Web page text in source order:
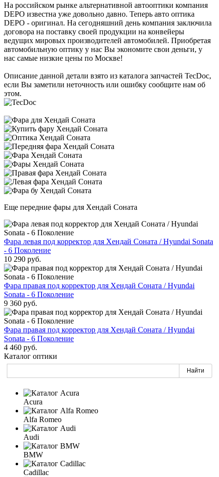
На российском рынке альтернативной автооптики компания
DEPO известна уже довольно давно. Теперь авто оптика
DEPO - оригинал. На сегодняшний день компания заключила
договора на поставку своей продукции на конвейеры
ведущих мировых производителей автомобилей. Приобретая
автомобильную оптику у нас Вы экономите свои деньги, у
нас самые низкие цены по Москве!
Описание данной детали взято из каталога запчастей TecDoc,
если Вы заметили неточность или ошибку сообщите нам об
этом.
Еще передние фары для Хендай Соната
Фара левая под корректор для Хендай Соната / Hyundai Sonata
- 6 Поколение
10 290 руб.
Фара правая под корректор для Хендай Соната / Hyundai
Sonata - 6 Поколение
9 360 руб.
Фара правая под корректор для Хендай Соната / Hyundai
Sonata - 6 Поколение
4 460 руб.
Каталог оптики
Acura
Alfa Romeo
Audi
BMW
Cadillac